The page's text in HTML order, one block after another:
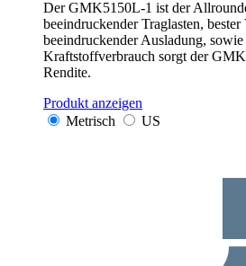
Der GMK5150L-1 ist der
beeindruckender Traglasten,
beeindruckender Ausladung,
Kraftstoffverbrauch sorgt der
Rendite.
Produkt anzeigen
Metrisch
US